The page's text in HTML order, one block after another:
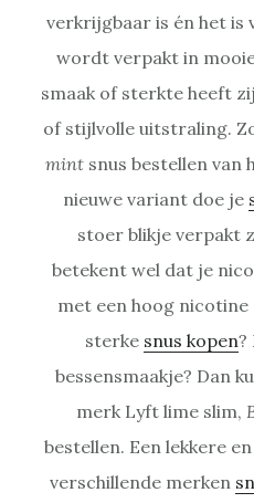
verkrijgbaar is én het is
wordt verpakt in
smaak of sterkte heeft
of stijlvolle uitstraling.
mintsnus bestellen van
nieuwe variant doe je
stoer blikje verpakt
betekent wel dat je
met een hoog
sterke snus kopen?
bessensmaakje? Dan
merk Lyft lime slim,
bestellen. Een lekkere
verschillende merken